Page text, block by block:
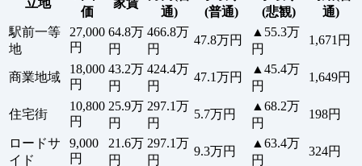
立地
価
家賃
通)
(普通)
(悲観)
通)
駅前一等
地
27,000
円
64.8万
円
466.8万
円
47.8万円
▲55.3万
円
1,671円
商業地域
18,000
円
43.2万
円
424.4万
円
47.1万円
▲45.4万
円
1,649円
住宅街
10,800
円
25.9万
円
297.1万
円
5.7万円
▲68.2万
円
198円
ロードサ
イド
9,000
円
21.6万
円
297.1万
円
9.3万円
▲63.4万
円
324円